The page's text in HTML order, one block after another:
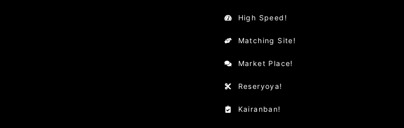
High Speed!
Matching Site!
Market Place!
Reseryoya!
Kairanban!